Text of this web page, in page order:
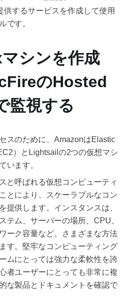
供するサービスを作成して使用
です。
シンを作成
のHosted
監視する
スのために、AmazonはElastic
）とLightsailの2つの仮想マシ
います。
と呼ばれる仮想コンピューティ
とにより、スケーラブルなコン
提供します。インスタンスは、
テム、サーバーの場所、CPU、
ーク容量など、さまざまな方法
す。堅牢なコンピューティング
ムにとっては強力な柔軟性を誇
者ユーザーにとっても非常に複
な製品とドキュメントを確認で